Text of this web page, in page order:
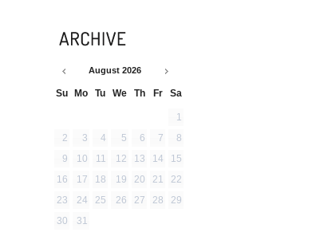
August 2026
Su Mo Tu We Th Fr Sa
1
2
3 4 5 6 7
8
9
10 11 12 13 14
15
16
17 18 19 20 21
22
23
24 25 26 27 28
29
30
31